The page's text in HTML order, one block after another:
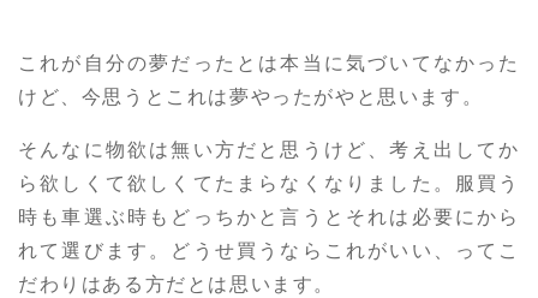
これが自分の夢だったとは本当に気づいてなかった
けど、今思うとこれは夢やったがやと思います。
そんなに物欲は無い方だと思うけど、考え出してか
ら欲しくて欲しくてたまらなくなりました。服買う
時も車選ぶ時もどっちかと言うとそれは必要にから
れて選びます。どうせ買うならこれがいい、ってこ
だわりはある方だとは思います。